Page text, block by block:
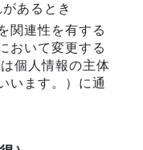
あるとき
関連性を有する
おいて変更する
個人情報の主体
います。）に通